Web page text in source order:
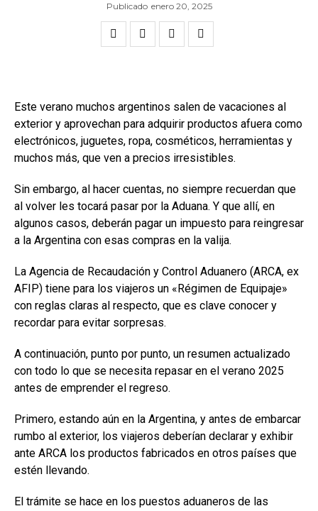
Publicado enero 20, 2025
Este verano muchos argentinos salen de vacaciones al
exterior y aprovechan para adquirir productos afuera como
electrónicos, juguetes, ropa, cosméticos, herramientas y
muchos más, que ven a precios irresistibles.
Sin embargo, al hacer cuentas, no siempre recuerdan que
al volver les tocará pasar por la Aduana. Y que allí, en
algunos casos, deberán pagar un impuesto para reingresar
a la Argentina con esas compras en la valija.
La Agencia de Recaudación y Control Aduanero (ARCA, ex
AFIP) tiene para los viajeros un «Régimen de Equipaje»
con reglas claras al respecto, que es clave conocer y
recordar para evitar sorpresas.
A continuación, punto por punto, un resumen actualizado
con todo lo que se necesita repasar en el verano 2025
antes de emprender el regreso.
Primero, estando aún en la Argentina, y antes de embarcar​
rumbo al exterior, los viajeros deberían declarar y exhibir
ante ARCA los productos fabricados en otros países que
estén llevando.
El trámite se hace en los puestos aduaneros de las